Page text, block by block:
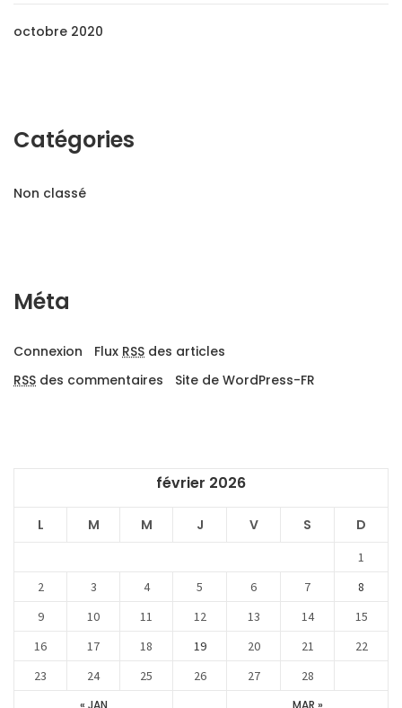
octobre 2020
Catégories
Non classé
Méta
Connexion Flux RSS des articles
RSS des commentaires Site de WordPress-FR
février 2026
L M M J V S D
1
2
3 4 5 6 7
8
9
10 11 12 13 14
15
16
17 18 19 20 21
22
23
24 25 26 27 28